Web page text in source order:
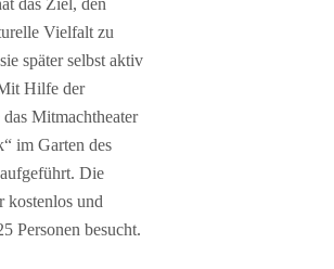
das Ziel, den
Vielfalt zu
später selbst aktiv
Hilfe der
Mitmachtheater
im Garten des
Die
kostenlos und
Personen besucht.